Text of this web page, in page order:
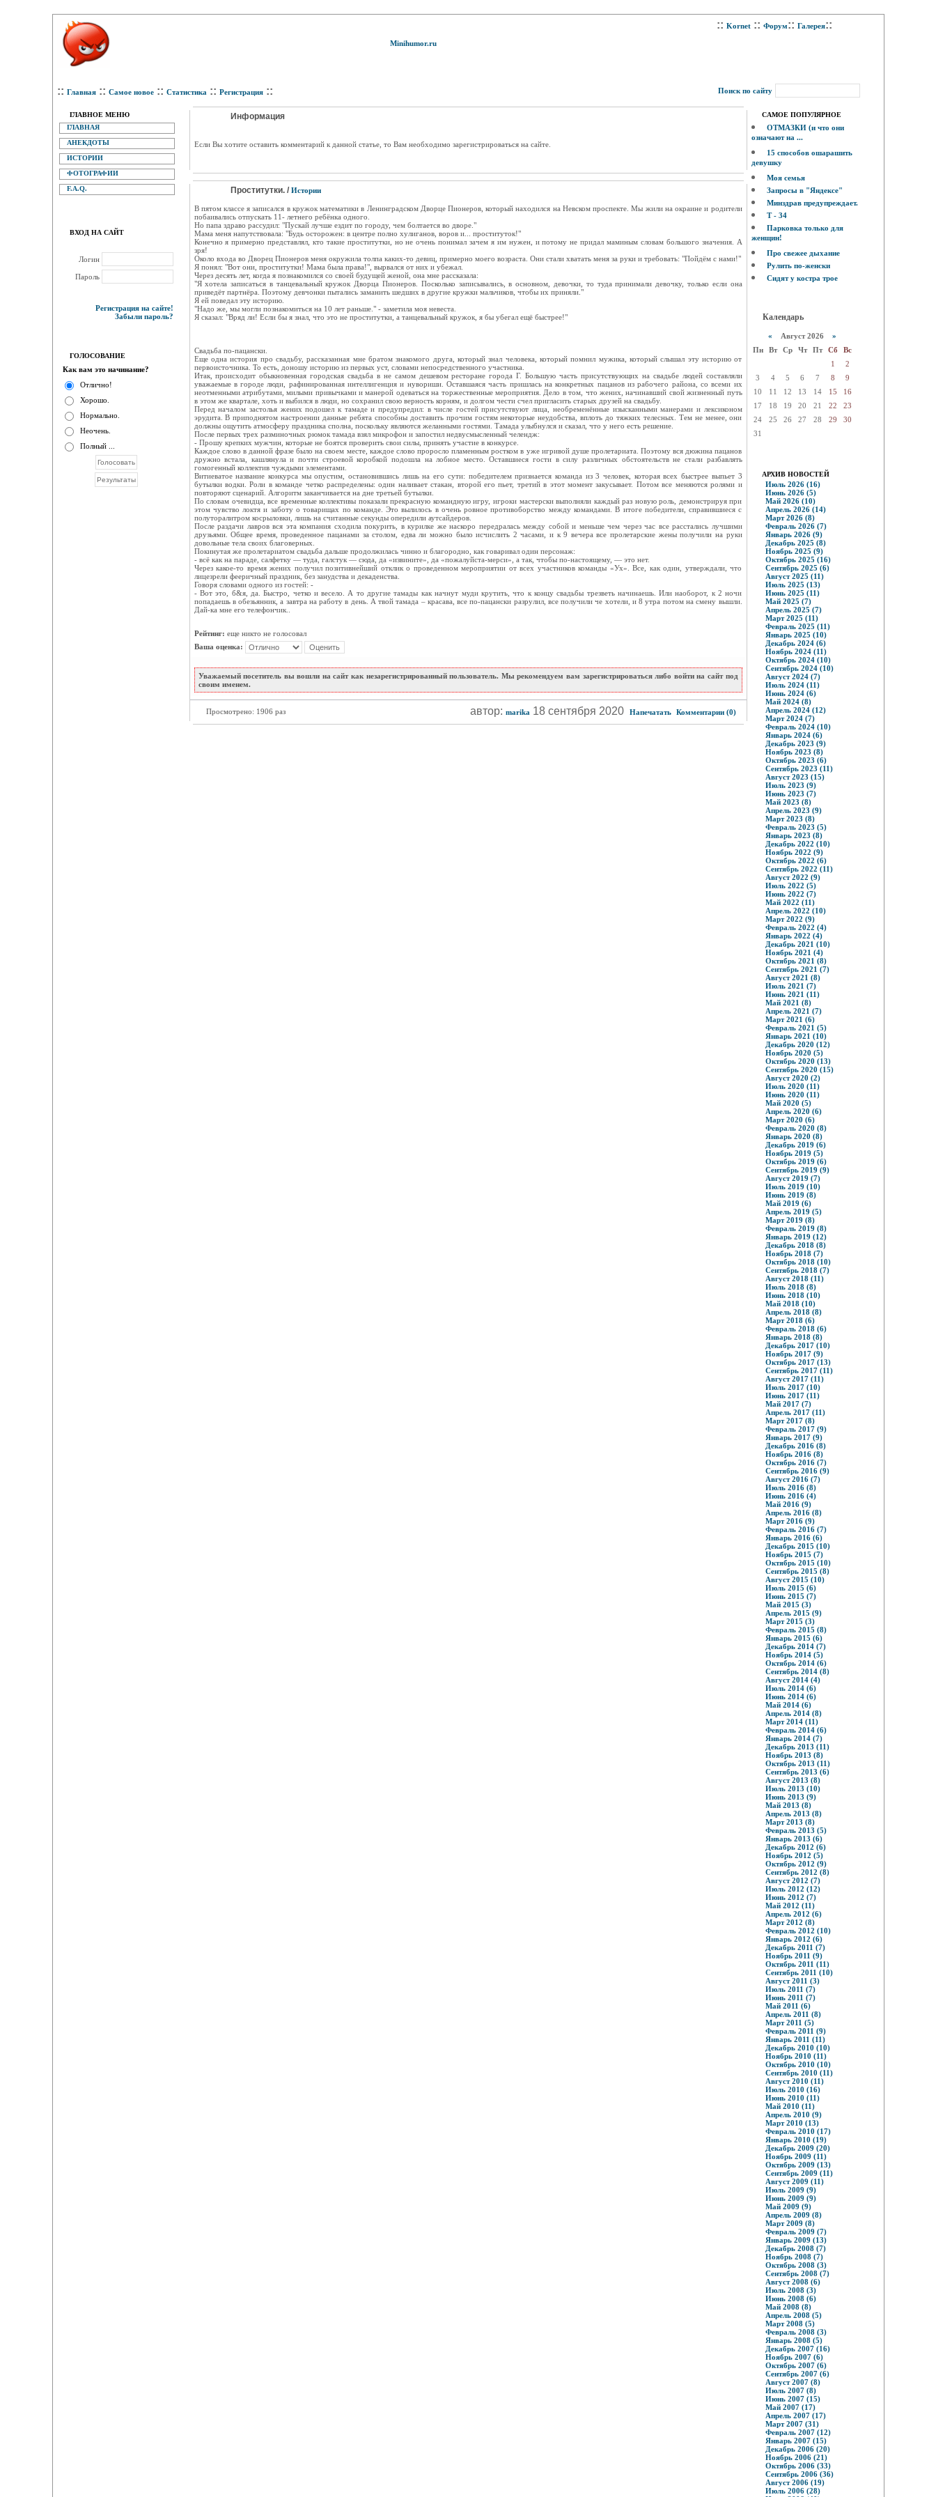
Minihumor.ru
:: Kornet :: Форум:: Галерея::
:: Главная :: Самое новое :: Статистика :: Регистрация :: Поиск по сайту
ГЛАВНОЕ МЕНЮ
ГЛАВНАЯ
АНЕКДОТЫ
ИСТОРИИ
ФОТОГРАФИИ
F.A.Q.
ВХОД НА САЙТ
Логин
Пароль
Регистрация на сайте!
Забыли пароль?
ГОЛОСОВАНИЕ
Как вам это начинание?
Отлично!
Хорошо.
Нормально.
Неочень.
Полный ...
Информация
Eсли Вы хотите оставить комментарий к данной статье, то Вам необходимо зарегистрироваться на сайте.
Проститутки. / Истории
В пятом классе я записался в кружок математики в Ленинградском Дворце Пионеров, который находился на Невском проспекте. Мы жили на окраине и родители
побаивались отпускать 11- летнего ребёнка одного.
Но папа здраво рассудил: "Пускай лучше ездит по городу, чем болтается во дворе."
Мама меня напутствовала: "Будь осторожен: в центре полно хулиганов, воров и... проституток!"
Конечно я примерно представлял, кто такие проститутки, но не очень понимал зачем я им нужен, и потому не придал маминым словам большого значения. А
зря!
Около входа во Дворец Пионеров меня окружила толпа каких-то девиц, примерно моего возраста. Они стали хватать меня за руки и требовать: "Пойдём с нами!"
Я понял: "Вот они, проститутки! Мама была права!", вырвался от них и убежал.
Через десять лет, когда я познакомился со своей будущей женой, она мне рассказала:
"Я хотела записаться в танцевальный кружок Дворца Пионеров. Посколько записывались, в основном, девочки, то туда принимали девочку, только если она
приведёт партнёра. Поэтому девчонки пытались заманить шедших в другие кружки мальчиков, чтобы их приняли."
Я ей поведал эту историю.
"Надо же, мы могли познакомиться на 10 лет раньше." - заметила моя невеста.
Я сказал: "Вряд ли! Если бы я знал, что это не проститутки, а танцевальный кружок, я бы убегал ещё быстрее!"
Свадьба по-пацански.
Еще одна история про свадьбу, рассказанная мне братом знакомого друга, который знал человека, который помнил мужика, который слышал эту историю от
первоисточника. То есть, доношу историю из первых уст, словами непосредственного участника.
Итак, происходит обыкновенная городская свадьба в не самом дешевом ресторане города Г. Большую часть присутствующих на свадьбе людей составляли
уважаемые в городе люди, рафинированная интеллигенция и нувориши. Оставшаяся часть пришлась на конкретных пацанов из рабочего района, со всеми их
неотменными атрибутами, милыми привычками и манерой одеваться на торжественные мероприятия. Дело в том, что жених, начинавший свой жизненный путь
в этом же квартале, хоть и выбился в люди, но сохранил свою верность корням, и долгом чести счел пригласить старых друзей на свадьбу.
Перед началом застолья жених подошел к тамаде и предупредил: в числе гостей присутствуют лица, необременённые изысканными манерами и лексиконом
эрудита. В приподнятом настроении данные ребята способны доставить прочим гостям некоторые неудобства, вплоть до тяжких телесных. Тем не менее, они
должны ощутить атмосферу праздника сполна, поскольку являются желанными гостями. Тамада улыбнулся и сказал, что у него есть решение.
После первых трех разминочных рюмок тамада взял микрофон и запостил недвусмысленный челендж:
- Прошу крепких мужчин, которые не боятся проверить свои силы, принять участие в конкурсе.
Каждое слово в данной фразе было на своем месте, каждое слово проросло пламенным ростком в уже игривой душе пролетариата. Поэтому вся дюжина пацанов
дружно встала, кашлянула и почти строевой коробкой подошла на лобное место. Оставшиеся гости в силу различных обстоятельств не стали разбавлять
гомогенный коллектив чуждыми элементами.
Витиеватое название конкурса мы опустим, остановившись лишь на его сути: победителем признается команда из 3 человек, которая всех быстрее выпьет 3
бутылки водки. Роли в команде четко распределены: один наливает стакан, второй его пьет, третий в этот момент закусывает. Потом все меняются ролями и
повторяют сценарий. Алгоритм заканчивается на дне третьей бутылки.
По словам очевидца, все временные коллективы показали прекрасную командную игру, игроки мастерски выполняли каждый раз новую роль, демонстрируя при
этом чувство локтя и заботу о товарищах по команде. Это вылилось в очень ровное противоборство между командами. В итоге победители, справившиеся с
полуторалитром косрыловки, лишь на считанные секунды опередили аутсайдеров.
После раздачи лавров вся эта компания сходила покурить, в курилке же наскоро передралась между собой и меньше чем через час все расстались лучшими
друзьями. Общее время, проведенное пацанами за столом, едва ли можно было исчислить 2 часами, и к 9 вечера все пролетарские жены получили на руки
довольные тела своих благоверных.
Покинутая же пролетариатом свадьба дальше продолжилась чинно и благородно, как говаривал один персонаж:
- всё как на параде, салфетку — туда, галстук — сюда, да «извините», да «пожалуйста-мерси», а так, чтобы по-настоящему, — это нет.
Через какое-то время жених получил позитивнейший отклик о проведенном мероприятии от всех участников команды «Ух». Все, как один, утверждали, что
лицезрели фееричный праздник, без занудства и декаденства.
Говоря словами одного из гостей: -
- Вот это, б&я, да. Быстро, четко и весело. А то другие тамады как начнут муди крутить, что к концу свадьбы трезветь начинаешь. Или наоборот, к 2 ночи
попадаешь в обезьянник, а завтра на работу в день. А твой тамада – красава, все по-пацански разрулил, все получили че хотели, и 8 утра потом на смену вышли.
Дай-ка мне его телефончик..
Рейтинг: еще никто не голосовал
Ваша оценка:
Уважаемый посетитель вы вошли на сайт как незарегистрированный пользователь. Мы рекомендуем вам зарегистрироваться либо войти на сайт под
своим именем.
Просмотрено: 1906 раз автор: marika 18 сентября 2020 Напечатать Комментарии (0)
САМОЕ ПОПУЛЯРНОЕ
ОТМАЗКИ (и что они
означают на ...
15 способов ошарашить
девушку
Моя семья
Запросы в "Яндексе"
Минздрав предупреждает.
Т - 34
Парковка только для
женщин!
Про свежее дыхание
Рулить по-женски
Сидят у костра трое
Календарь
« Август 2026 »
Пн
Вт Ср Чт Пт Сб
Вс
1
2
3
4 5 6 7 8
9
10
11 12 13 14 15
16
17
18 19 20 21 22
23
24
25 26 27 28 29
30
31
АРХИВ НОВОСТЕЙ
Июль 2026 (16)
Июнь 2026 (5)
Май 2026 (10)
Апрель 2026 (14)
Март 2026 (8)
Февраль 2026 (7)
Январь 2026 (9)
Декабрь 2025 (8)
Ноябрь 2025 (9)
Октябрь 2025 (16)
Сентябрь 2025 (6)
Август 2025 (11)
Июль 2025 (13)
Июнь 2025 (11)
Май 2025 (7)
Апрель 2025 (7)
Март 2025 (11)
Февраль 2025 (11)
Январь 2025 (10)
Декабрь 2024 (6)
Ноябрь 2024 (11)
Октябрь 2024 (10)
Сентябрь 2024 (10)
Август 2024 (7)
Июль 2024 (11)
Июнь 2024 (6)
Май 2024 (8)
Апрель 2024 (12)
Март 2024 (7)
Февраль 2024 (10)
Январь 2024 (6)
Декабрь 2023 (9)
Ноябрь 2023 (8)
Октябрь 2023 (6)
Сентябрь 2023 (11)
Август 2023 (15)
Июль 2023 (9)
Июнь 2023 (7)
Май 2023 (8)
Апрель 2023 (9)
Март 2023 (8)
Февраль 2023 (5)
Январь 2023 (8)
Декабрь 2022 (10)
Ноябрь 2022 (9)
Октябрь 2022 (6)
Сентябрь 2022 (11)
Август 2022 (9)
Июль 2022 (5)
Июнь 2022 (7)
Май 2022 (11)
Апрель 2022 (10)
Март 2022 (9)
Февраль 2022 (4)
Январь 2022 (4)
Декабрь 2021 (10)
Ноябрь 2021 (4)
Октябрь 2021 (8)
Сентябрь 2021 (7)
Август 2021 (8)
Июль 2021 (7)
Июнь 2021 (11)
Май 2021 (8)
Апрель 2021 (7)
Март 2021 (6)
Февраль 2021 (5)
Январь 2021 (10)
Декабрь 2020 (12)
Ноябрь 2020 (5)
Октябрь 2020 (13)
Сентябрь 2020 (15)
Август 2020 (2)
Июль 2020 (11)
Июнь 2020 (11)
Май 2020 (5)
Апрель 2020 (6)
Март 2020 (6)
Февраль 2020 (8)
Январь 2020 (8)
Декабрь 2019 (6)
Ноябрь 2019 (5)
Октябрь 2019 (6)
Сентябрь 2019 (9)
Август 2019 (7)
Июль 2019 (10)
Июнь 2019 (8)
Май 2019 (6)
Апрель 2019 (5)
Март 2019 (8)
Февраль 2019 (8)
Январь 2019 (12)
Декабрь 2018 (8)
Ноябрь 2018 (7)
Октябрь 2018 (10)
Сентябрь 2018 (7)
Август 2018 (11)
Июль 2018 (8)
Июнь 2018 (10)
Май 2018 (10)
Апрель 2018 (8)
Март 2018 (6)
Февраль 2018 (6)
Январь 2018 (8)
Декабрь 2017 (10)
Ноябрь 2017 (9)
Октябрь 2017 (13)
Сентябрь 2017 (11)
Август 2017 (11)
Июль 2017 (10)
Июнь 2017 (11)
Май 2017 (7)
Апрель 2017 (11)
Март 2017 (8)
Февраль 2017 (9)
Январь 2017 (9)
Декабрь 2016 (8)
Ноябрь 2016 (8)
Октябрь 2016 (7)
Сентябрь 2016 (9)
Август 2016 (7)
Июль 2016 (8)
Июнь 2016 (4)
Май 2016 (9)
Апрель 2016 (8)
Март 2016 (9)
Февраль 2016 (7)
Январь 2016 (6)
Декабрь 2015 (10)
Ноябрь 2015 (7)
Октябрь 2015 (10)
Сентябрь 2015 (8)
Август 2015 (10)
Июль 2015 (6)
Июнь 2015 (7)
Май 2015 (3)
Апрель 2015 (9)
Март 2015 (3)
Февраль 2015 (8)
Январь 2015 (6)
Декабрь 2014 (7)
Ноябрь 2014 (5)
Октябрь 2014 (6)
Сентябрь 2014 (8)
Август 2014 (4)
Июль 2014 (6)
Июнь 2014 (6)
Май 2014 (6)
Апрель 2014 (8)
Март 2014 (11)
Февраль 2014 (6)
Январь 2014 (7)
Декабрь 2013 (11)
Ноябрь 2013 (8)
Октябрь 2013 (11)
Сентябрь 2013 (6)
Август 2013 (8)
Июль 2013 (10)
Июнь 2013 (9)
Май 2013 (8)
Апрель 2013 (8)
Март 2013 (8)
Февраль 2013 (5)
Январь 2013 (6)
Декабрь 2012 (6)
Ноябрь 2012 (5)
Октябрь 2012 (9)
Сентябрь 2012 (8)
Август 2012 (7)
Июль 2012 (12)
Июнь 2012 (7)
Май 2012 (11)
Апрель 2012 (6)
Март 2012 (8)
Февраль 2012 (10)
Январь 2012 (6)
Декабрь 2011 (7)
Ноябрь 2011 (9)
Октябрь 2011 (11)
Сентябрь 2011 (10)
Август 2011 (3)
Июль 2011 (7)
Июнь 2011 (7)
Май 2011 (6)
Апрель 2011 (8)
Март 2011 (5)
Февраль 2011 (9)
Январь 2011 (11)
Декабрь 2010 (10)
Ноябрь 2010 (11)
Октябрь 2010 (10)
Сентябрь 2010 (11)
Август 2010 (11)
Июль 2010 (16)
Июнь 2010 (11)
Май 2010 (11)
Апрель 2010 (9)
Март 2010 (13)
Февраль 2010 (17)
Январь 2010 (19)
Декабрь 2009 (20)
Ноябрь 2009 (11)
Октябрь 2009 (13)
Сентябрь 2009 (11)
Август 2009 (11)
Июль 2009 (9)
Июнь 2009 (9)
Май 2009 (9)
Апрель 2009 (8)
Март 2009 (8)
Февраль 2009 (7)
Январь 2009 (13)
Декабрь 2008 (7)
Ноябрь 2008 (7)
Октябрь 2008 (3)
Сентябрь 2008 (7)
Август 2008 (6)
Июль 2008 (3)
Июнь 2008 (6)
Май 2008 (8)
Апрель 2008 (5)
Март 2008 (5)
Февраль 2008 (3)
Январь 2008 (5)
Декабрь 2007 (16)
Ноябрь 2007 (6)
Октябрь 2007 (6)
Сентябрь 2007 (6)
Август 2007 (8)
Июль 2007 (8)
Июнь 2007 (15)
Май 2007 (17)
Апрель 2007 (17)
Март 2007 (31)
Февраль 2007 (12)
Январь 2007 (15)
Декабрь 2006 (20)
Ноябрь 2006 (21)
Октябрь 2006 (33)
Сентябрь 2006 (36)
Август 2006 (19)
Июль 2006 (28)